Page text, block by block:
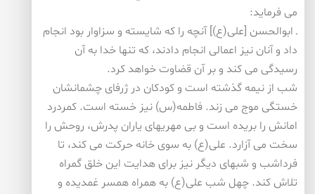
می فرماید:
ـ ابوالحسن [علی(ع)] آنچه را كه شایسته و سزاوار بود انجام
داد و آنان نیز اعمالی انجام دادند، كه تنها خدا به آن
رسیدگی می كند و بر آن قضاوت خواهد كرد.
شب از نیمه گذشته است و كودكان در ژرفای چشمانشان
خستگی موج می زند. فاطمه(س) نیز خسته است. كمردرد
امانش را بریده است و بی مهریهای یاران پدرش، روحش را
سخت می آزارد. علی(ع) به سوی خانه حركت می كند، تا
فرداشب و شبهای دیگر نیز برای هدایت این خلق گمراه
تلاش كند. چهل شب علی(ع) به همراه همسر غمدیده و